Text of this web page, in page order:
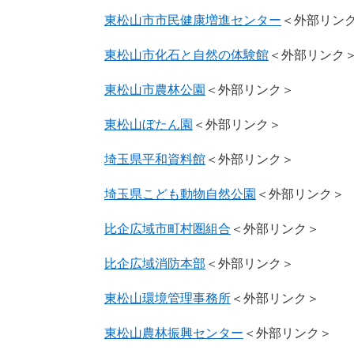
東松山市市民健康増進センター ＜外部リン
東松山市化石と自然の体験館 ＜外部リンク
東松山市農林公園 ＜外部リンク＞
東松山ぼたん園 ＜外部リンク＞
埼玉県平和資料館 ＜外部リンク＞
埼玉県こども動物自然公園 ＜外部リンク＞
比企広域市町村圏組合 ＜外部リンク＞
比企広域消防本部 ＜外部リンク＞
東松山環境管理事務所 ＜外部リンク＞
東松山農林振興センター ＜外部リンク＞